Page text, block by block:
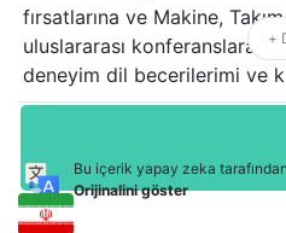
fırsatlarına ve Makine,
uluslararası konferanslara
deneyim dil becerilerimi ve
Bu içerik yapay zeka
Orijinalini göster
+